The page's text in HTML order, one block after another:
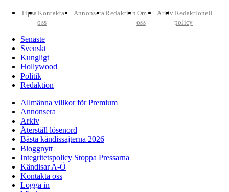
TipsaKontakta
oss
AnnonseraRedaktion Om
oss
Arkiv Redaktionell
policy
Senaste
Svenskt
Kungligt
Hollywood
Politik
Redaktion
Allmänna villkor för Premium
Annonsera
Arkiv
Återställ lösenord
Bästa kändissajterna 2026
Bloggnytt
Integritetspolicy Stoppa Pressarna
Kändisar A-Ö
Kontakta oss
Logga in